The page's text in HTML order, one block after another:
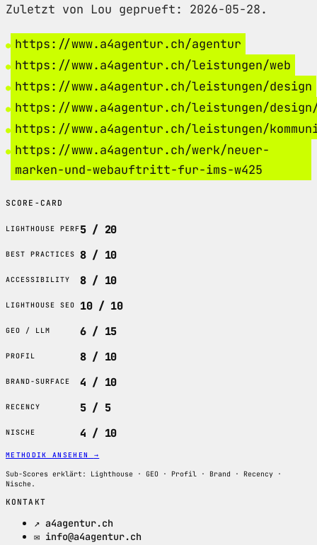
Zuletzt von Lou geprueft: 2026-05-28.
https://www.a4agentur.ch/agentur
https://www.a4agentur.ch/leistungen/web
https://www.a4agentur.ch/leistungen/design
https://www.a4agentur.ch/leistungen/design/
https://www.a4agentur.ch/leistungen/
https://www.a4agentur.ch/werk/neuer-
marken-und-webauftritt-fur-ims-w425
SCORE-CARD
LIGHTHOUSE PERF5 / 20
BEST PRACTICES 8 / 10
ACCESSIBILITY 8 / 10
LIGHTHOUSE SEO 10 / 10
GEO / LLM 6 / 15
PROFIL 8 / 10
BRAND-SURFACE 4 / 10
RECENCY 5 / 5
NISCHE 4 / 10
METHODIK ANSEHEN →
Sub-Scores erklärt: Lighthouse · GEO · Profil · Brand · Recency ·
Nische.
KONTAKT
↗ a4agentur.ch
✉ info@a4agentur.ch